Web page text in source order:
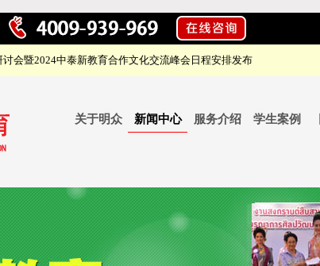
会暨2024中泰新教育合作文化交流峰会日程安排发布
关于明众 新闻中心 服务介绍 学生案例